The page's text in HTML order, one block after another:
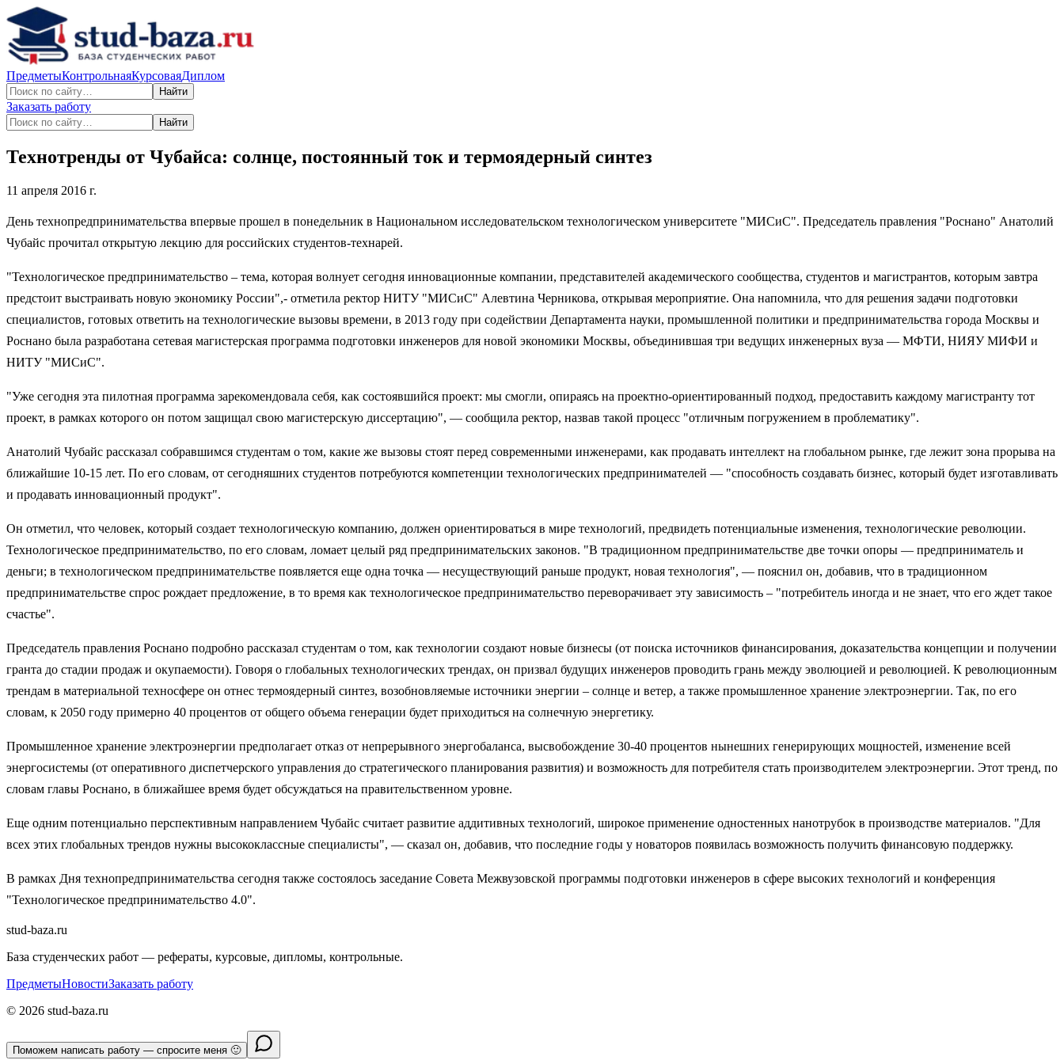
ПредметыКонтрольнаяКурсоваяДиплом
Найти
Заказать работу
Найти
Технотренды от Чубайса: солнце, постоянный ток и термоядерный синтез
11 апреля 2016 г.
День технопредпринимательства впервые прошел в понедельник в Национальном исследовательском технологическом университете "МИСиС". Председатель правления "Роснано" Анатолий
Чубайс прочитал открытую лекцию для российских студентов-технарей.
"Технологическое предпринимательство – тема, которая волнует сегодня инновационные компании, представителей академического сообщества, студентов и магистрантов, которым завтра
предстоит выстраивать новую экономику России",- отметила ректор НИТУ "МИСиС" Алевтина Черникова, открывая мероприятие. Она напомнила, что для решения задачи подготовки
специалистов, готовых ответить на технологические вызовы времени, в 2013 году при содействии Департамента науки, промышленной политики и предпринимательства города Москвы и
Роснано была разработана сетевая магистерская программа подготовки инженеров для новой экономики Москвы, объединившая три ведущих инженерных вуза — МФТИ, НИЯУ МИФИ и
НИТУ "МИСиС".
"Уже сегодня эта пилотная программа зарекомендовала себя, как состоявшийся проект: мы смогли, опираясь на проектно-ориентированный подход, предоставить каждому магистранту тот
проект, в рамках которого он потом защищал свою магистерскую диссертацию", — сообщила ректор, назвав такой процесс "отличным погружением в проблематику".
Анатолий Чубайс рассказал собравшимся студентам о том, какие же вызовы стоят перед современными инженерами, как продавать интеллект на глобальном рынке, где лежит зона прорыва на
ближайшие 10-15 лет. По его словам, от сегодняшних студентов потребуются компетенции технологических предпринимателей — "способность создавать бизнес, который будет изготавливать
и продавать инновационный продукт".
Он отметил, что человек, который создает технологическую компанию, должен ориентироваться в мире технологий, предвидеть потенциальные изменения, технологические революции.
Технологическое предпринимательство, по его словам, ломает целый ряд предпринимательских законов. "В традиционном предпринимательстве две точки опоры — предприниматель и
деньги; в технологическом предпринимательстве появляется еще одна точка — несуществующий раньше продукт, новая технология", — пояснил он, добавив, что в традиционном
предпринимательстве спрос рождает предложение, в то время как технологическое предпринимательство переворачивает эту зависимость – "потребитель иногда и не знает, что его ждет такое
счастье".
Председатель правления Роснано подробно рассказал студентам о том, как технологии создают новые бизнесы (от поиска источников финансирования, доказательства концепции и получении
гранта до стадии продаж и окупаемости). Говоря о глобальных технологических трендах, он призвал будущих инженеров проводить грань между эволюцией и революцией. К революционным
трендам в материальной техносфере он отнес термоядерный синтез, возобновляемые источники энергии – солнце и ветер, а также промышленное хранение электроэнергии. Так, по его
словам, к 2050 году примерно 40 процентов от общего объема генерации будет приходиться на солнечную энергетику.
Промышленное хранение электроэнергии предполагает отказ от непрерывного энергобаланса, высвобождение 30-40 процентов нынешних генерирующих мощностей, изменение всей
энергосистемы (от оперативного диспетчерского управления до стратегического планирования развития) и возможность для потребителя стать производителем электроэнергии. Этот тренд, по
словам главы Роснано, в ближайшее время будет обсуждаться на правительственном уровне.
Еще одним потенциально перспективным направлением Чубайс считает развитие аддитивных технологий, широкое применение одностенных нанотрубок в производстве материалов. "Для
всех этих глобальных трендов нужны высококлассные специалисты", — сказал он, добавив, что последние годы у новаторов появилась возможность получить финансовую поддержку.
В рамках Дня технопредпринимательства сегодня также состоялось заседание Совета Межвузовской программы подготовки инженеров в сфере высоких технологий и конференция
"Технологическое предпринимательство 4.0".
stud-baza.ru
База студенческих работ — рефераты, курсовые, дипломы, контрольные.
ПредметыНовостиЗаказать работу
© 2026 stud-baza.ru
Поможем написать работу — спросите меня 🙂